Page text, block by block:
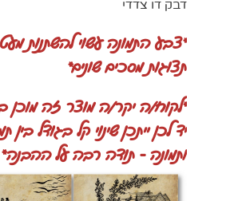
דבק דו צדדי
*צבע התמונה עשוי להשתנות
תצוגות מסכים שונים*
*לקוח/ה יקר/המוצר זה מוכן
יד לכן ייתכן שינוי קל בגודל בין
ותמונה - תודה רבה על ההבנה*